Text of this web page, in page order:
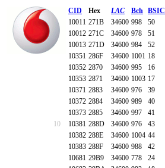
CID Hex LAC Bch BSIC
10011 271B 34600 998 50
10012 271C 34600 978 51
10013 271D 34600 984 52
10351 286F 34600 1001 18
10352 2870 34600 995 16
10353 2871 34600 1003 17
10371 2883 34600 976 39
10372 2884 34600 989 40
10373 2885 34600 997 41
10
10381 288D 34600 976 43
10382 288E 34600 1004 44
10383 288F 34600 988 42
10681 29B9 34600 778 24